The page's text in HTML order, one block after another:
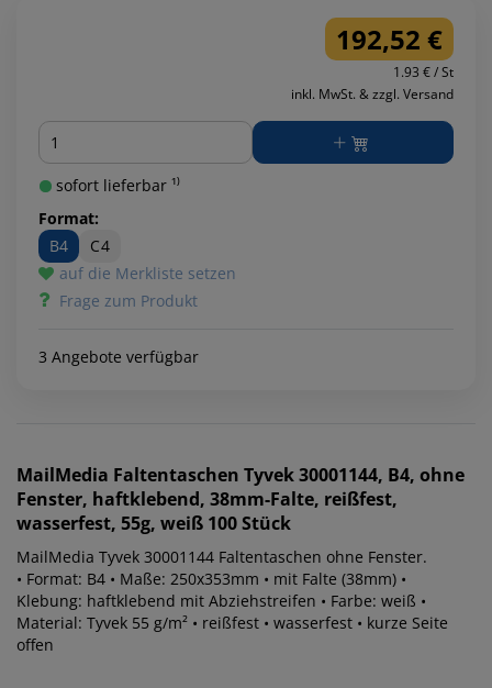
192,52 €
1.93 € / St
inkl. MwSt. & zzgl. Versand
Menge
sofort lieferbar ¹⁾
Format:
B4
C4
auf die Merkliste setzen
Frage zum Produkt
3 Angebote verfügbar
MailMedia Faltentaschen Tyvek 30001144, B4, ohne
Fenster, haftklebend, 38mm-Falte, reißfest,
wasserfest, 55g, weiß 100 Stück
MailMedia Tyvek 30001144 Faltentaschen ohne Fenster.
• Format: B4 • Maße: 250x353mm • mit Falte (38mm) •
Klebung: haftklebend mit Abziehstreifen • Farbe: weiß •
Material: Tyvek 55 g/m² • reißfest • wasserfest • kurze Seite
offen